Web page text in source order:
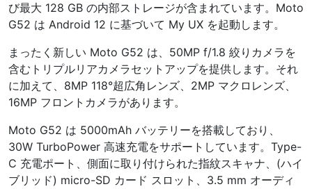
び最大 128 GB の内部ストレージが含まれています。Moto
G52 は Android 12 に基づいて My UX を起動します。
まったく新しい Moto G52 は、50MP f/1.8 絞りカメラを
含むトリプルリアカメラセットアップを提供します。それ
に加えて、8MP 118°超広角レンズ、2MP マクロレンズ、
16MP フロントカメラがあります。
Moto G52 は 5000mAh バッテリーを搭載しており、
30W TurboPower 高速充電をサポートしています。Type-
C 充電ポート、側面に取り付けられた指紋スキャナ、(ハイ
ブリッド) micro-SD カード スロット、3.5 mm オーディ